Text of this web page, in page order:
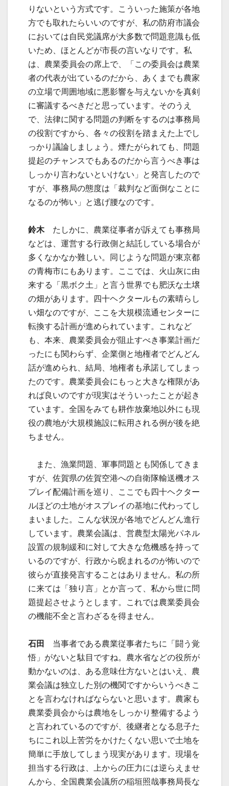
りないという方式です。こういった施策が各地
方でも取れたらいいのですが、私の防府市議会
においては自民党議席が大多数で問題意識も低
いため、ほとんどが市長の言いなりです。私
は、農業委員会の席上で、「この委員会は農業
者の代表が出ているのだから、あくまでも農家
の立場で周囲地域に悪影響を与えないかを真剣
に審議するべきだと思っています。そのうえ
で、法律に関する問題の判断をするのは事務局
の役割ですから、各々の役割を踏まえた上でし
っかり議論しましょう。煙たがられても、問題
提起のチャンスでもあるのだから言うべき事は
しっかり言わないといけない」と発言したので
すが、事務局の態度は「裁判など面倒なことに
なるのが怖い」と逃げ腰なのです。
鈴木たしかに、農業従事者が訴えても事務局
などは、運営する行政側と結託している場合が
多くなかなか難しい。同じような問題が東京都
の青梅市にもあります。ここでは、火山灰に由
来する「黒ボク土」と言う世界でも肥沃な土壌
の畑があります。四十ヘクタールもの素晴らし
い畑なのですが、ここを大規模流通センターに
転換する計画が進められています。これなど
も、本来、農業委員会が阻止すべき事業計画だ
ったにも関わらず、企業側と地権者でどんどん
話が進められ、結局、地権者も承諾してしまっ
たのです。農業委員会にもっと大きな権限があ
れば良いのですが現実はそういったことが起き
ています。全国をみても耕作放棄地以外にも現
役の農地が大規模施設に転用される例が後を絶
ちません。
また、漁業問題、軍事問題とも関係してきま
すが、佐賀県の佐賀空港への自衛隊輸送機オス
プレイ配備計画を巡り、ここでも四十ヘクター
ルほどの土地がオスプレイの基地に代わってし
まいました。こんな状況が各地でどんどん進行
しています。農業会議は、営農型太陽光パネル
設置の規制緩和に対して大きな危機感を持って
いるのですが、行政から睨まれるのが怖いので
彼らが直接発言することはありません。私の所
に来ては「独り言」とか言って、私から世に問
題提起させようとします。これでは農業委員会
の機能不全と言わざるを得ません。
石田
当事者である農業従事者たちに「闘う覚
悟」がないと駄目ですね。農水省などの役所が
動かないのは、ある意味仕方ないとはいえ、農
業会議は独立した別の機関ですからいうべきこ
とを言わなければならないと思います。農家も
農業委員会からは農地をしっかり整備するよう
と言われているのですが、後継者となる息子た
ちにこれ以上苦労をかけたくない思いで土地を
簡単に手放してしまう現実があります。現場を
担当する行政は、上からの圧力には逆らえませ
んから、全国農業会議所の稲垣照哉事務局長な